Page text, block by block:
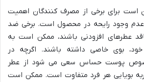
است برای برخی از مصرف کنندگان اهمیت
عدم وجود رایحه در محصول است. برخی ضد
عطرهای افزودنی باشند، ممکن است به
بوی خاصی داشته باشند. اگرچه در
پوست حساس سعی می شود از عطر
بویایی هر فرد متفاوت است. ممکن است